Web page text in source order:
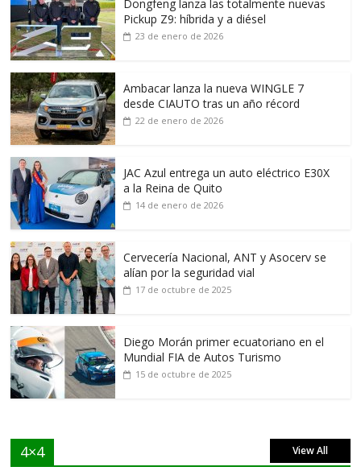
Dongfeng lanza las totalmente nuevas
Pickup Z9: híbrida y a diésel
23 de enero de 2026
Ambacar lanza la nueva WINGLE 7
desde CIAUTO tras un año récord
22 de enero de 2026
JAC Azul entrega un auto eléctrico E30X
a la Reina de Quito
14 de enero de 2026
Cervecería Nacional, ANT y Asocerv se
alían por la seguridad vial
17 de octubre de 2025
Diego Morán primer ecuatoriano en el
Mundial FIA de Autos Turismo
15 de octubre de 2025
4×4 View All